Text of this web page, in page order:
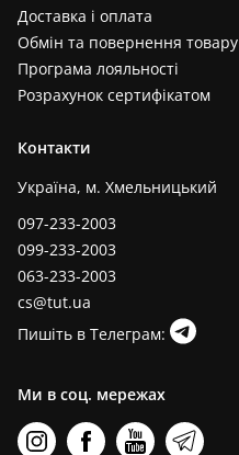
Доставка і оплата
Обмін та повернення товару
Програма лояльності
Розрахунок сертифікатом
Контакти
Україна, м. Хмельницький
097-233-2003
099-233-2003
063-233-2003
cs@tut.ua
Пишіть в Телеграм:
Ми в соц. мережах